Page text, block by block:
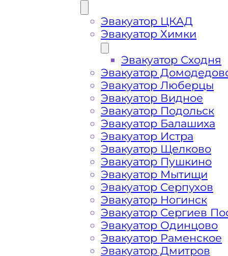
Как перевезти
Эвакуатор ЦКАД
Эвакуатор Химки
Эвакуатор Сходня
Эвакуатор
Эвакуатор Люберцы
Эвакуатор Видное
Эвакуатор Подольск
Эвакуатор Балашиха
Эвакуатор Истра
Эвакуатор Щелково
Эвакуатор Пушкино
Эвакуатор Мытищи
Эвакуатор Серпухов
Эвакуатор Ногинск
Эвакуатор Сергиев
Эвакуатор Одинцово
Эвакуатор Раменское
Эвакуатор Дмитров